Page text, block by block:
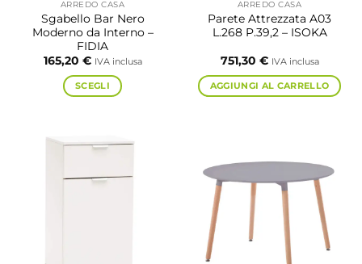
ARREDO CASA
Sgabello Bar Nero
Moderno da Interno –
FIDIA
165,20 € IVA inclusa
SCEGLI
ARREDO CASA
Parete Attrezzata A03
L.268 P.39,2 – ISOKA
751,30 € IVA inclusa
AGGIUNGI AL CARRELLO